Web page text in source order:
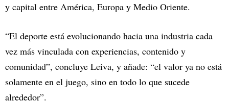
y capital entre América, Europa y Medio Oriente.
“El deporte está evolucionando hacia una industria cada
vez más vinculada con experiencias, contenido y
comunidad”, concluye Leiva, y añade: “el valor ya no está
solamente en el juego, sino en todo lo que sucede
alrededor”.